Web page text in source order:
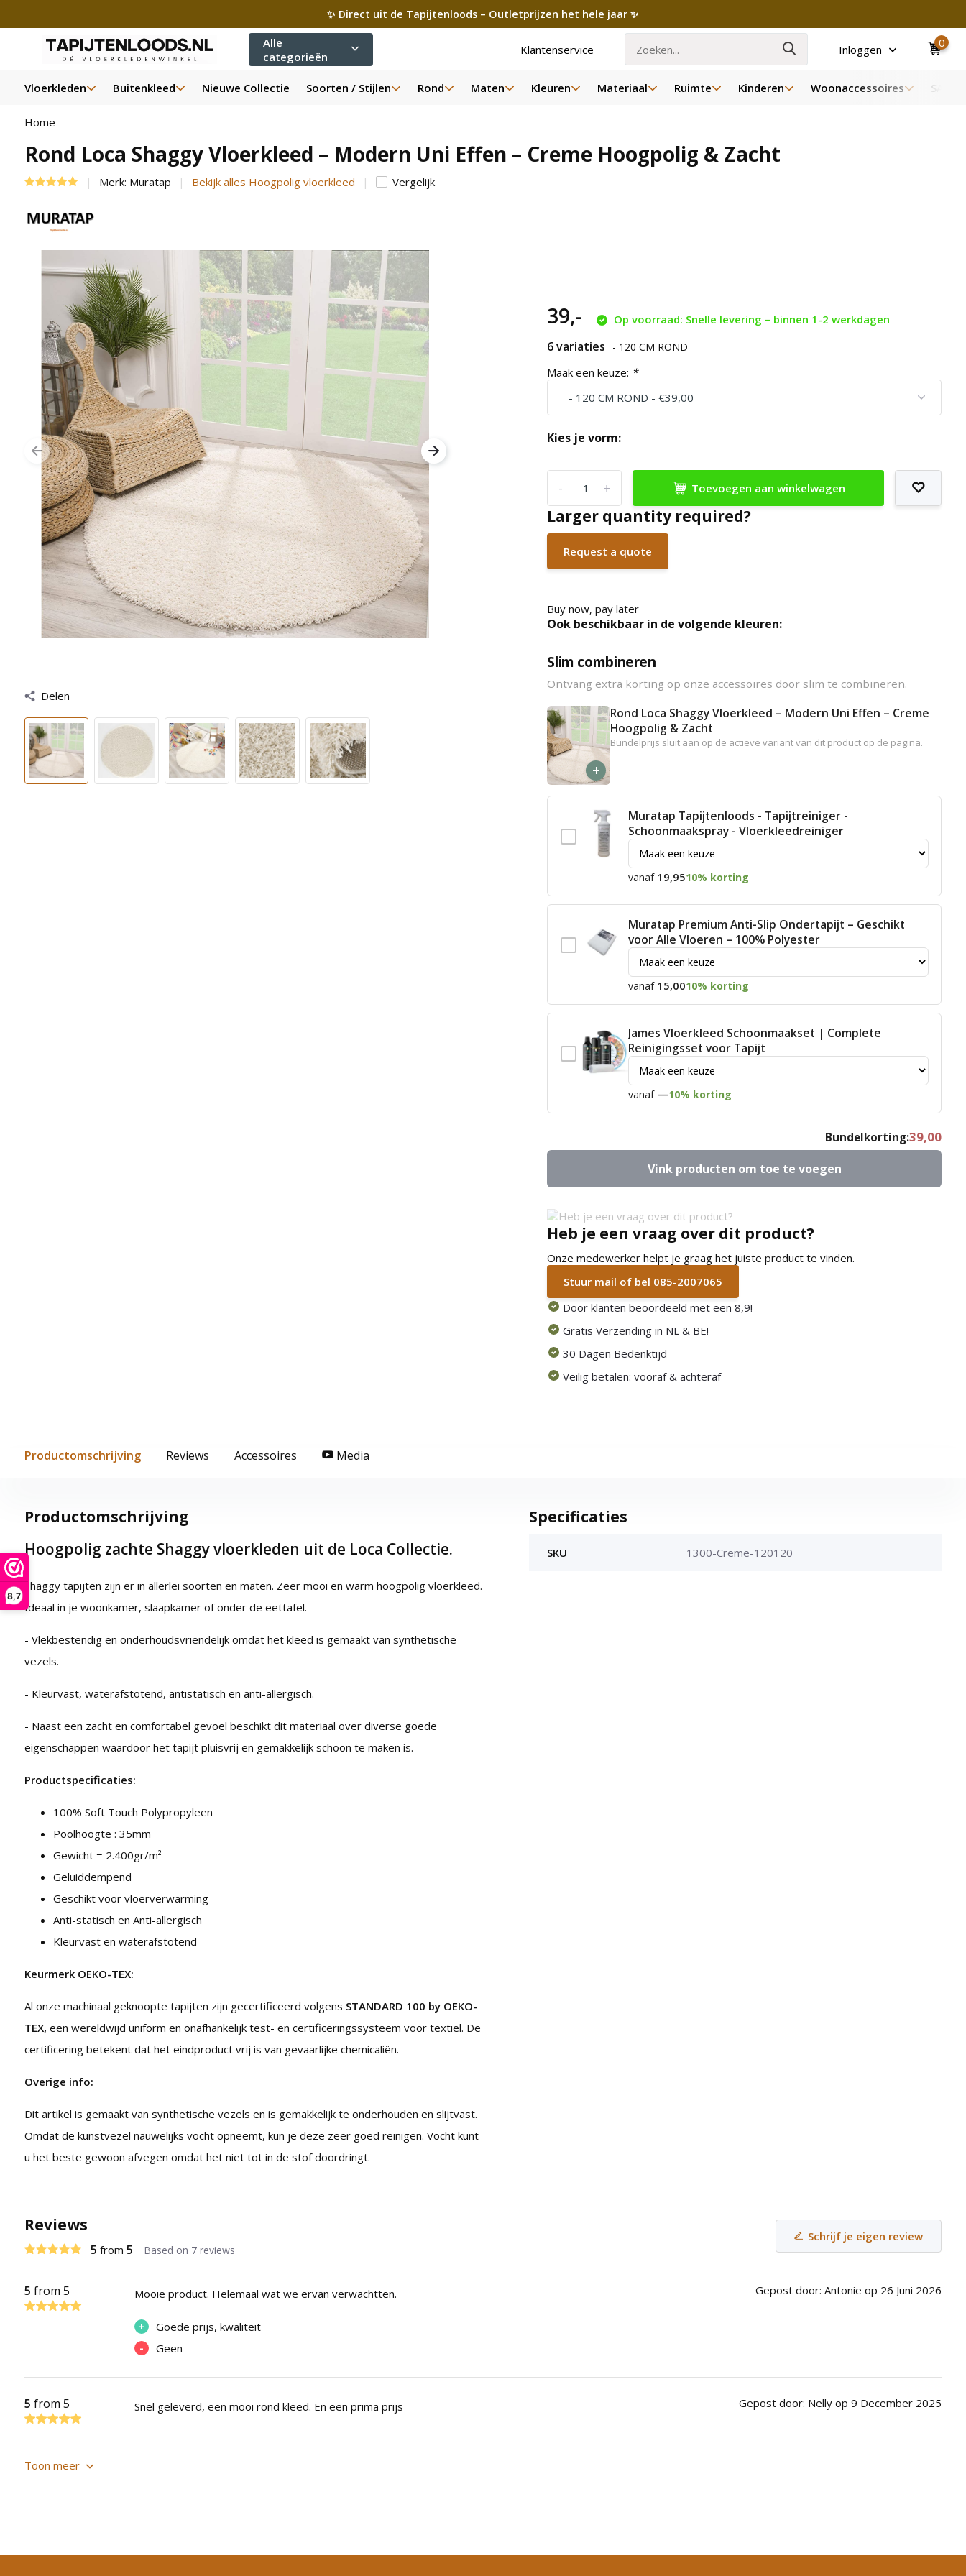
8,7
✨ Direct uit de Tapijtenloods – Outletprijzen het hele jaar ✨
Alle
categorieën
Klantenservice Inloggen 0
Vloerkleden Buitenkleed Nieuwe Collectie Soorten / Stijlen Rond Maten Kleuren Materiaal Ruimte Kinderen Woonaccessoires SALE
Home
Rond Loca Shaggy Vloerkleed – Modern Uni Effen – Creme Hoogpolig & Zacht
Merk: Muratap Bekijk alles Hoogpolig vloerkleed Vergelijk
Delen
39,- Op voorraad: Snelle levering – binnen 1-2 werkdagen
6 variaties - 120 CM ROND
Maak een keuze: *
Kies je vorm:
+
- Toevoegen aan winkelwagen
Larger quantity required?
Request a quote
Buy now, pay later
Ook beschikbaar in de volgende kleuren:
Slim combineren
Ontvang extra korting op onze accessoires door slim te combineren.
+
Rond Loca Shaggy Vloerkleed – Modern Uni Effen – Creme
Hoogpolig & Zacht
Bundelprijs sluit aan op de actieve variant van dit product op de pagina.
Muratap Tapijtenloods - Tapijtreiniger -
Schoonmaakspray - Vloerkleedreiniger
vanaf 19,9510% korting
Muratap Premium Anti-Slip Ondertapijt – Geschikt
voor Alle Vloeren – 100% Polyester
vanaf 15,0010% korting
James Vloerkleed Schoonmaakset | Complete
Reinigingsset voor Tapijt
vanaf —10% korting
Bundelkorting:39,00
Vink producten om toe te voegen
Heb je een vraag over dit product?
Onze medewerker helpt je graag het juiste product te vinden.
Stuur mail of bel 085-2007065
Door klanten beoordeeld met een 8,9!
Gratis Verzending in NL & BE!
30 Dagen Bedenktijd
Veilig betalen: vooraf & achteraf
Productomschrijving Reviews Accessoires Media
Productomschrijving
Hoogpolig zachte Shaggy vloerkleden uit de Loca Collectie.
Shaggy tapijten zijn er in allerlei soorten en maten. Zeer mooi en warm hoogpolig vloerkleed.
Ideaal in je woonkamer, slaapkamer of onder de eettafel.
- Vlekbestendig en onderhoudsvriendelijk omdat het kleed is gemaakt van synthetische
vezels.
- Kleurvast, waterafstotend, antistatisch en anti-allergisch.
- Naast een zacht en comfortabel gevoel beschikt dit materiaal over diverse goede
eigenschappen waardoor het tapijt pluisvrij en gemakkelijk schoon te maken is.
Productspecificaties:
100% Soft Touch Polypropyleen
Poolhoogte : 35mm
Gewicht = 2.400gr/m²
Geluiddempend
Geschikt voor vloerverwarming
Anti-statisch en Anti-allergisch
Kleurvast en waterafstotend
Keurmerk OEKO-TEX:
Al onze machinaal geknoopte tapijten zijn gecertificeerd volgens STANDARD 100 by OEKO-
TEX, een wereldwijd uniform en onafhankelijk test- en certificeringssysteem voor textiel. De
certificering betekent dat het eindproduct vrij is van gevaarlijke chemicaliën.
Overige info:
Dit artikel is gemaakt van synthetische vezels en is gemakkelijk te onderhouden en slijtvast.
Omdat de kunstvezel nauwelijks vocht opneemt, kun je deze zeer goed reinigen. Vocht kunt
u het beste gewoon afvegen omdat het niet tot in de stof doordringt.
Specificaties
SKU 1300-Creme-120120
Reviews
5 from 5 Based on 7 reviews
Schrijf je eigen review
5 from 5 Mooie product. Helemaal wat we ervan verwachtten.
+ Goede prijs, kwaliteit
- Geen
Gepost door: Antonie op 26 Juni 2026
5 from 5 Snel geleverd, een mooi rond kleed. En een prima prijs Gepost door: Nelly op 9 December 2025
Toon meer